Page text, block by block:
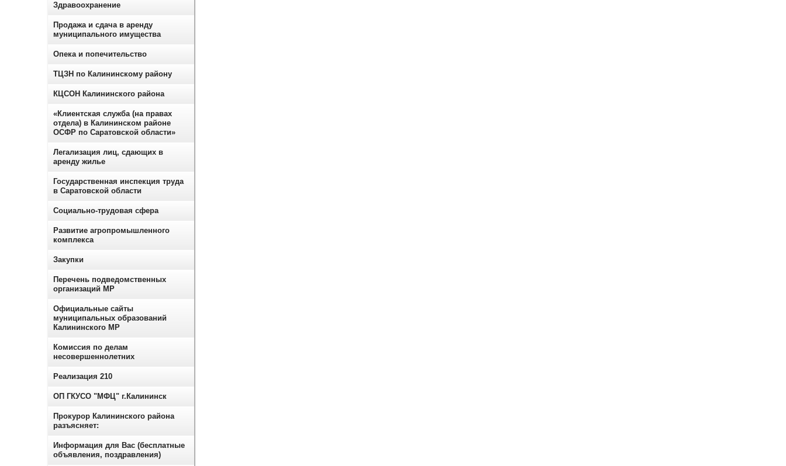
Здравоохранение
Продажа и сдача в аренду
муниципального имущества
Опека и попечительство
ТЦЗН по Калининскому району
КЦСОН Калининского района
«Клиентская служба (на правах
отдела) в Калининском районе
ОСФР по Саратовской области»
Легализация лиц, сдающих в
аренду жилье
Государственная инспекция труда
в Саратовской области
Социально-трудовая сфера
Развитие агропромышленного
комплекса
Закупки
Перечень подведомственных
организаций МР
Официальные сайты
муниципальных образований
Калининского МР
Комиссия по делам
несовершеннолетних
Реализация 210
ОП ГКУСО "МФЦ" г.Калининск
Прокурор Калининского района
разъясняет:
Информация для Вас (бесплатные
объявления, поздравления)